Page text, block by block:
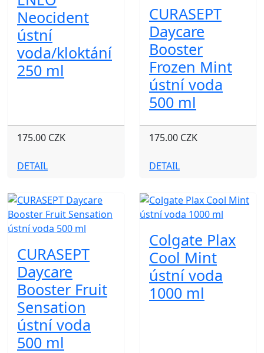
Neocident
ústní
voda/kloktání
250 ml
175.00 CZK
DETAIL
CURASEPT
Daycare
Booster
Frozen Mint
ústní voda
500 ml
175.00 CZK
DETAIL
CURASEPT
Daycare
Booster Fruit
Sensation
ústní voda
500 ml
Colgate Plax
Cool Mint
ústní voda
1000 ml